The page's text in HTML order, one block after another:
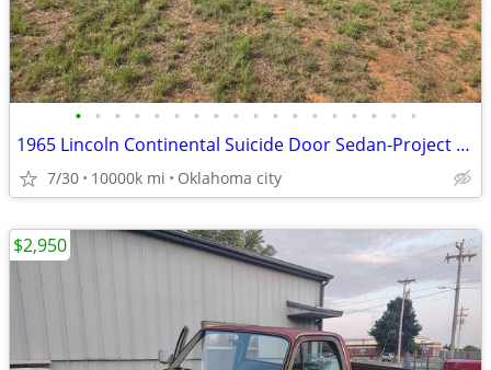
• • • • • • • • • • • • • • • • • •
1965 Lincoln Continental Suicide Door Sedan-Project / Parts Car
7/30 10000k mi Oklahoma city
$2,950